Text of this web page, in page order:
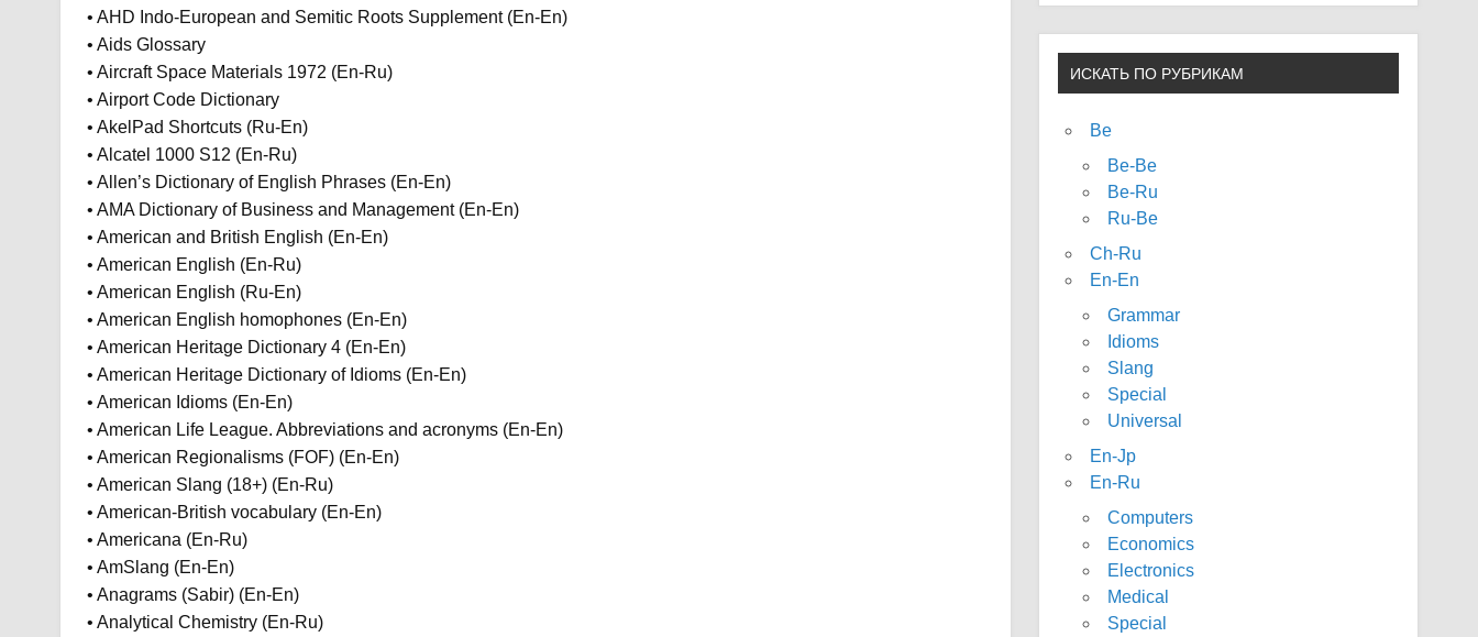
• AHD Indo-European and Semitic Roots Supplement (En-En)
• Aids Glossary
• Aircraft Space Materials 1972 (En-Ru)
• Airport Code Dictionary
• AkelPad Shortcuts (Ru-En)
• Alcatel 1000 S12 (En-Ru)
• Allen’s Dictionary of English Phrases (En-En)
• AMA Dictionary of Business and Management (En-En)
• American and British English (En-En)
• American English (En-Ru)
• American English (Ru-En)
• American English homophones (En-En)
• American Heritage Dictionary 4 (En-En)
• American Heritage Dictionary of Idioms (En-En)
• American Idioms (En-En)
• American Life League. Abbreviations and acronyms (En-En)
• American Regionalisms (FOF) (En-En)
• American Slang (18+) (En-Ru)
• American-British vocabulary (En-En)
• Americana (En-Ru)
• AmSlang (En-En)
• Anagrams (Sabir) (En-En)
• Analytical Chemistry (En-Ru)
ИСКАТЬ ПО РУБРИКАМ
Be
Be-Be
Be-Ru
Ru-Be
Ch-Ru
En-En
Grammar
Idioms
Slang
Special
Universal
En-Jp
En-Ru
Computers
Economics
Electronics
Medical
Special